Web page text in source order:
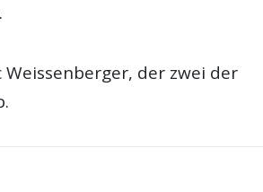
der zwei der